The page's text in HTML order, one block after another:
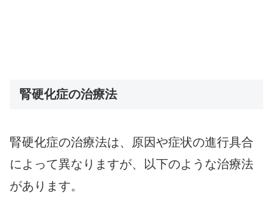
腎硬化症の治療法
腎硬化症の治療法は、原因や症状の進行具合
によって異なりますが、以下のような治療法
があります。